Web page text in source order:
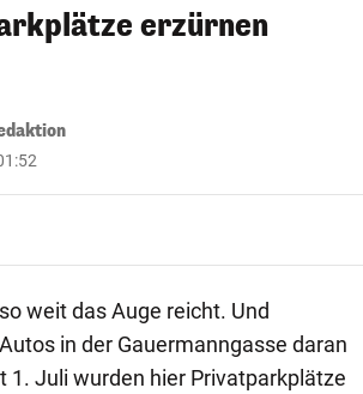
erzürnen
weit das Auge reicht. Und
in der Gauermanngasse daran
1. Juli wurden hier Privatparkplätze